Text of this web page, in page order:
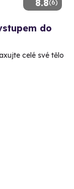
8.8(6)
do
celé své tělo